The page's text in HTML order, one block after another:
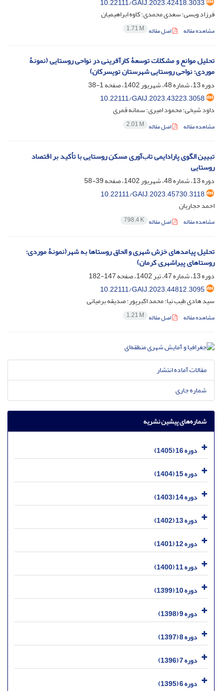
10.22111/GAIJ.2023.42418.3033
فرزاد ویسی؛ سعدی محمدی؛ کاوه ابراهیمیان
مشاهده مقاله اصل مقاله 1.71 M
تحلیل موانع و مشکلات توسعۀ کارآفرینی در نواحی روستایی (نمونۀ
موردی: نواحی روستایی شهرستان تویسرکان)
دوره 13، شماره 48، شهریور 1402، صفحه
1-38
10.22111/GAIJ.2023.43223.3058
داود شیخی؛ محمود امیری؛ سمانه قمری
مشاهده مقاله اصل مقاله 2.01 M
تبیین الگوی پارادایمی تاب‌‌آوری مسکن روستایی با تأکید بر اقتصاد
روستایی
دوره 13، شماره 48، شهریور 1402، صفحه
39-58
10.22111/GAIJ.2023.45730.3118
احمد حجاریان
مشاهده مقاله اصل مقاله 798.4 K
تحلیل پیامدهای خزش شهری و الحاق روستاها به شهر(نمونۀ موردی:
روستاهای پیراشهری کرمان)
دوره 13، شماره 47، تیر 1402، صفحه
147-182
10.22111/GAIJ.2023.44812.3095
سید هادی طیب نیا؛ محمد اکبرپور؛ صدیقه برمیانی
مشاهده مقاله اصل مقاله 1.21 M
مقالات آماده انتشار
شماره جاری
شماره‌های پیشین نشریه
دوره 16 (1405)
دوره 15 (1404)
دوره 14 (1403)
دوره 13 (1402)
دوره 12 (1401)
دوره 11 (1400)
دوره 10 (1399)
دوره 9 (1398)
دوره 8 (1397)
دوره 7 (1396)
دوره 6 (1395)